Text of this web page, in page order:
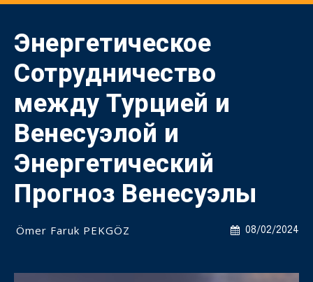
Энергетическое
Сотрудничество
между Турцией и
Венесуэлой и
Энергетический
Прогноз Венесуэлы
08/02/2024
Ömer Faruk PEKGÖZ